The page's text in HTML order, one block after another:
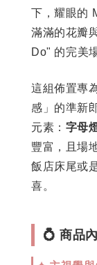
下，耀眼的
滿滿的花瓣
Do" 的完美
這組佈置專
感」的準新
元素： 字母
豐富，且場
飯店床尾或
喜。
💍 商品